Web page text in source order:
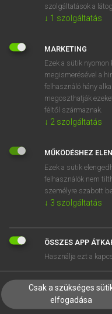
EGYÉNI FELHASZNÁLÓKNAK
TANULÓKNAK
VÁLLALATI MEGOLDÁSOK
szolgáltatások a
↓ 1 szolgáltatás
MARKETING
Ezek a sütik
megismerésével a
felhasználó hány
megoszthatják
féltől származnak.
↓ 2 szolgáltatás
MŰKÖDÉSHEZ
Ezek a sütik
felhasználók nem
személyre szabott
↓ 3 szolgáltatás
ÖSSZES APP
Használja ezt a
Csak a szükséges
elfogadása